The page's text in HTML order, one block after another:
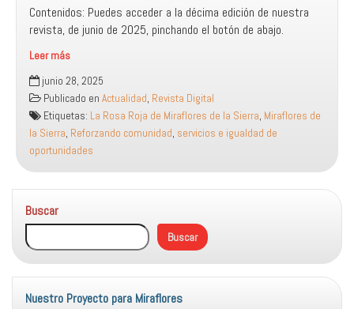
Contenidos: Puedes acceder a la décima edición de nuestra
revista, de junio de 2025, pinchando el botón de abajo.
Leer más
Nº10
«Reforzando
comunidad,
servicios
e
igualdad
de
oportunidades»
junio 28, 2025
Publicado en Actualidad, Revista Digital
Etiquetas: La Rosa Roja de Miraflores de la Sierra, Miraflores de
la Sierra, Reforzando comunidad, servicios e igualdad de
oportunidades
Buscar
Buscar
Nuestro Proyecto para Miraflores